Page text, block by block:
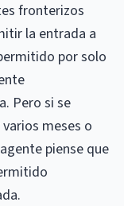
fronterizos
la entrada a
por solo
Pero si se
meses o
piense que